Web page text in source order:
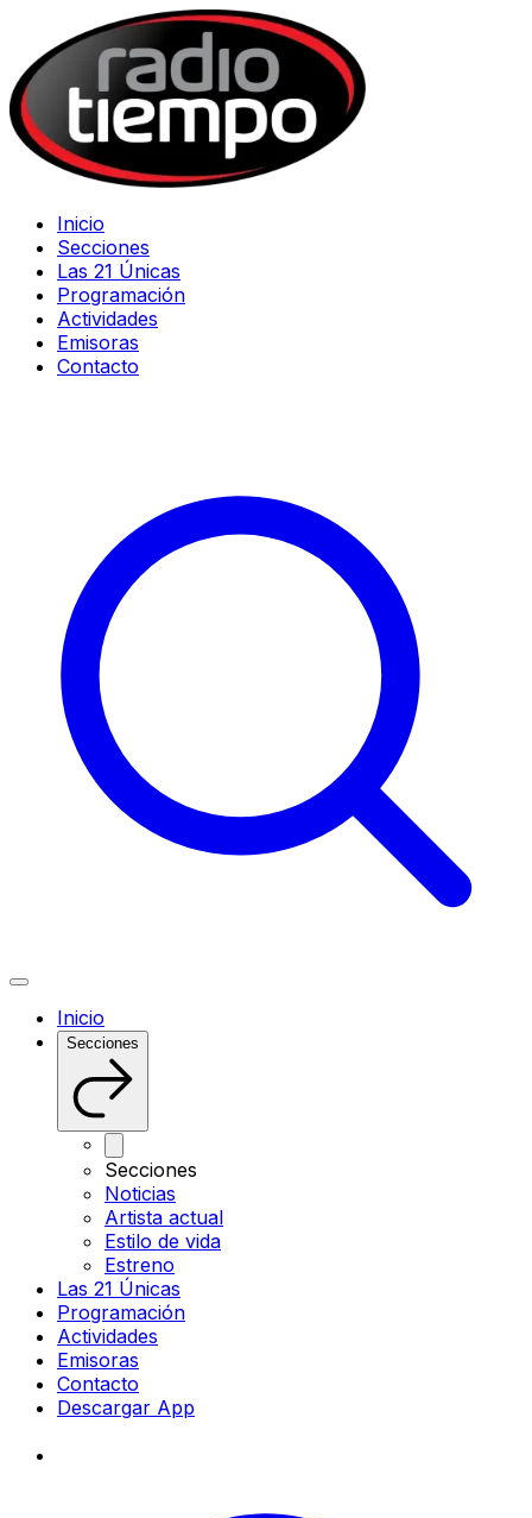
Inicio
Secciones
Las 21 Únicas
Programación
Actividades
Emisoras
Contacto
Inicio
Secciones
Secciones
Noticias
Artista actual
Estilo de vida
Estreno
Las 21 Únicas
Programación
Actividades
Emisoras
Contacto
Descargar App